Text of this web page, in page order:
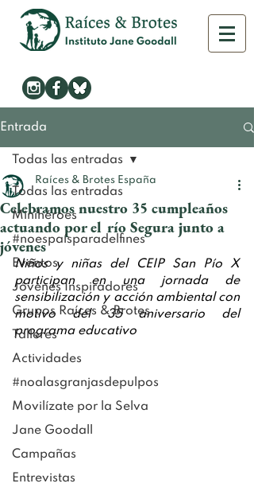
Entrada
Todas las entradas
Minihéroes
#noespaísparadelfines
Eventos
Jóvenes Inspiradores
Grupos Raíces & Brotes
Talleres
Actividades
#noalasgranjasdepulpos
Movilízate por la Selva
Jane Goodall
Campañas
Entrevistas
Todas las entradas
Celebramos nuestro 35 cumpleaños
actuando por el río Segura junto a
jóvenes
Raíces & Brotes España
Niños y niñas
del CEIP San Pío X
participan en una jornada de
sensibilización y acción ambiental con
motivo del 35 aniversario del
programa educativo